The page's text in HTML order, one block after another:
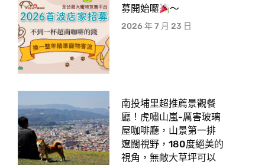
募開始囉
～
2026 年 7 月 23 日
南投埔里超推薦景觀餐
廳！虎嘯山嵐-厲害玻璃
屋咖啡廳，山景第一排
遼闊視野，180度絕美的
視角，無敵大草坪可以